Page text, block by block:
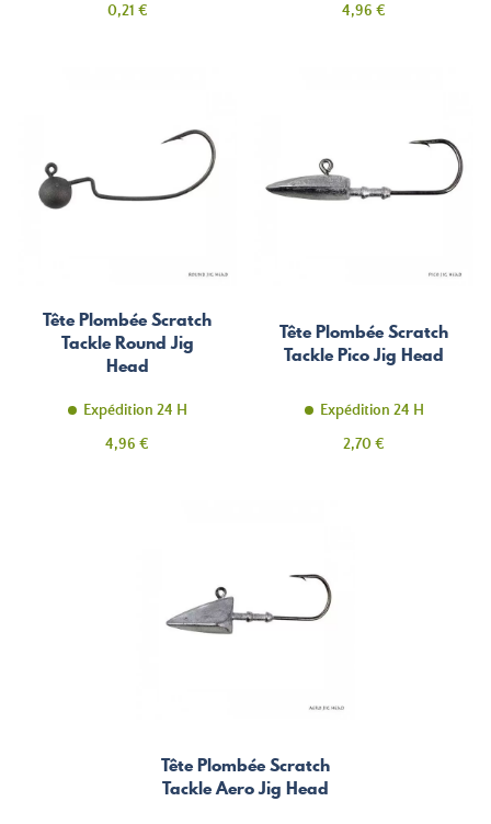
Prix
0,21 €
Prix
4,96 €
Tête Plombée Scratch
Tackle Round Jig
Head
Expédition 24 H
Prix
4,96 €
Tête Plombée Scratch
Tackle Pico Jig Head
Expédition 24 H
Prix
2,70 €
Tête Plombée Scratch
Tackle Aero Jig Head